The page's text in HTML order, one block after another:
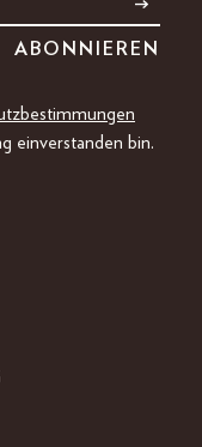
einverstanden bin.